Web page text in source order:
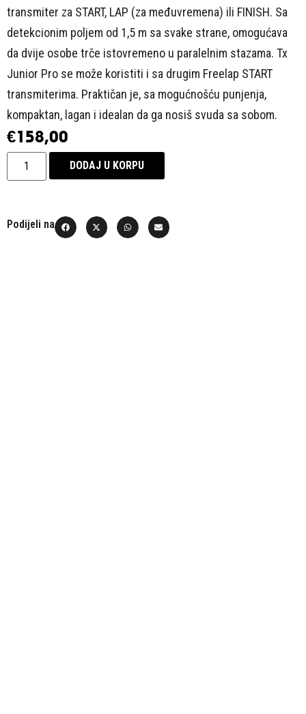
transmiter za START, LAP (za međuvremena) ili FINISH. Sa
detekcionim poljem od 1,5 m sa svake strane, omogućava
da dvije osobe trče istovremeno u paralelnim stazama. Tx
Junior Pro se može koristiti i sa drugim Freelap START
transmiterima. Praktičan je, sa mogućnošću punjenja,
kompaktan, lagan i idealan da ga nosiš svuda sa sobom.
€158,00
DODAJ U KORPU
Podijeli na